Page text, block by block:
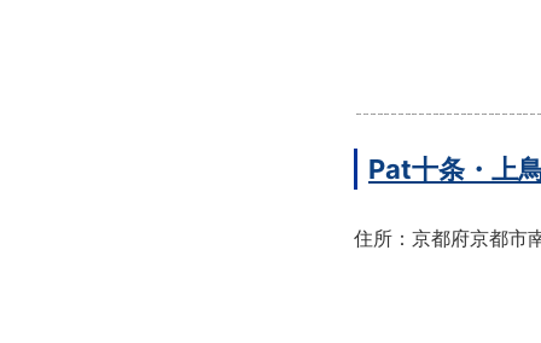
Pat十条・上
住所：京都府京都市